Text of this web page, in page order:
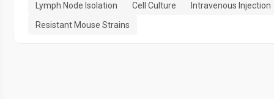
Lymph Node Isolation
Cell Culture
Intravenous Injection
Resistant Mouse Strains